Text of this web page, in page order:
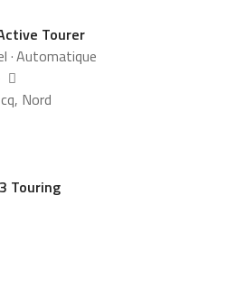
Tourer
·Automatique
Nord